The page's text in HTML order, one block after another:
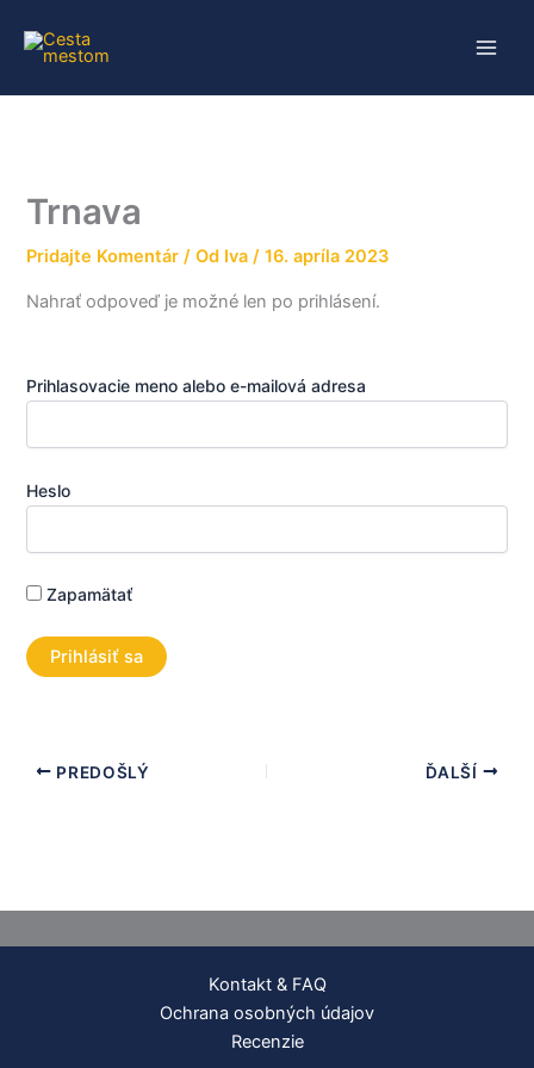
Trnava
Pridajte Komentár / Od Iva/16. apríla 2023
Nahrať odpoveď je možné len po prihlásení.
Prihlasovacie meno alebo e-mailová adresa
Heslo
Zapamätať
PREDOŠLÝ ĎALŠÍ
Kontakt & FAQ
Ochrana osobných údajov
Recenzie